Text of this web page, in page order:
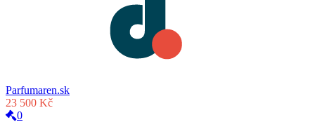
Parfumaren.sk
23 500 Kč
0